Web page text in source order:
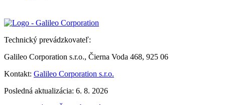
Technický prevádzkovateľ:
Galileo Corporation s.r.o., Čierna Voda 468, 925 06
Kontakt: Galileo Corporation s.r.o.
Posledná aktualizácia: 6. 8. 2026